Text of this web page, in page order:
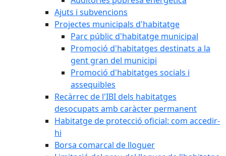
Ajuts i subvencions
Projectes municipals d'habitatge
Parc públic d'habitatge municipal
Promoció d'habitatges destinats a la
gent gran del municipi
Promoció d'habitatges socials i
assequibles
Recàrrec de l'IBI dels habitatges
desocupats amb caràcter permanent
Habitatge de protecció oficial: com accedir-
hi
Borsa comarcal de lloguer